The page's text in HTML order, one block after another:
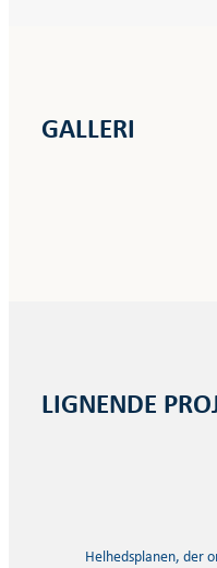
GALLERI
LIGNENDE
Helhedsplanen, der